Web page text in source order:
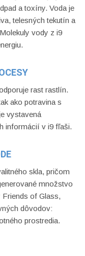
a toxíny. Voda je
telesných tekutín a
vody z i9
rast rastlín.
ako potravina s
vystavená
informácií v i9 fľaši.
skla, pričom
množstvo
of Glass,
dôvodov:
prostredia.